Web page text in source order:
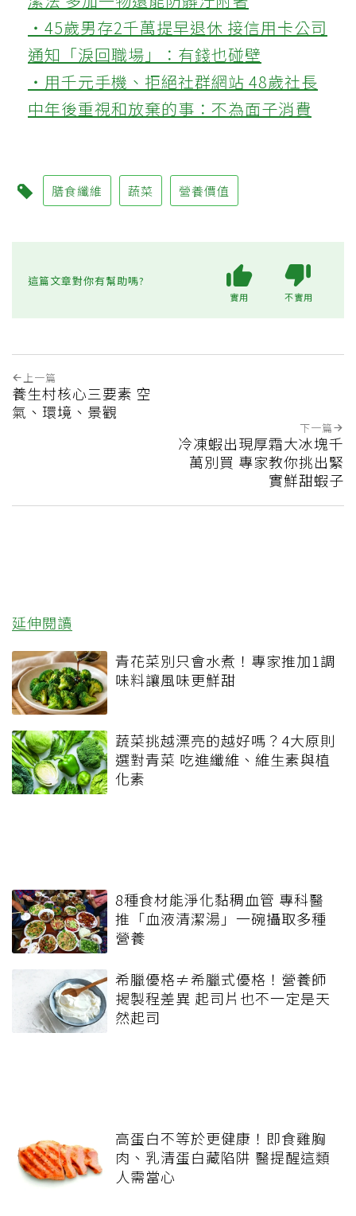
‧45歲男存2千萬提早退休 接信用卡公司
通知「淚回職場」：有錢也碰壁
‧用千元手機、拒絕社群網站 48歲社長
中年後重視和放棄的事：不為面子消費
膳食纖維 蔬菜 營養價值
這篇文章對你有幫助嗎?
實用 不實用
上一篇
養生村核心三要素 空
氣、環境、景觀
下一篇
冷凍蝦出現厚霜大冰塊千
萬別買 專家教你挑出緊
實鮮甜蝦子
延伸閱讀
青花菜別只會水煮！專家推加1調
味料讓風味更鮮甜
蔬菜挑越漂亮的越好嗎？4大原則
選對青菜 吃進纖維、維生素與植
化素
8種食材能淨化黏稠血管 專科醫
推「血液清潔湯」一碗攝取多種
營養
希臘優格≠希臘式優格！營養師
揭製程差異 起司片也不一定是天
然起司
高蛋白不等於更健康！即食雞胸
肉、乳清蛋白藏陷阱 醫提醒這類
人需當心